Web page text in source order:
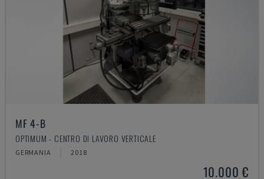
MF 4-B
OPTIMUM - CENTRO DI LAVORO VERTICALE
GERMANIA 2018
10.000 €